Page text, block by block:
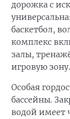
дорожка с
баскетбол,
комплекс
залы,
игровую зону.
Особая
бассейны.
водой имеет